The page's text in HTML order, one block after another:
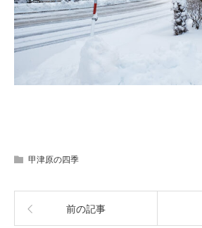
甲津原の四季
前の記事